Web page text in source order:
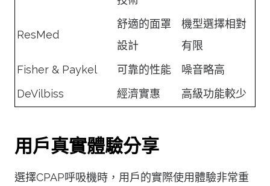
ResMed
舒適的面罩
設計
機型選擇相對
有限
Fisher & Paykel
可靠的性能
噪音略高
DeVilbiss
經濟實惠 高級功能較少
用戶真實體驗分享
選擇CPAP呼吸機時，用戶的實際使用體驗非常重